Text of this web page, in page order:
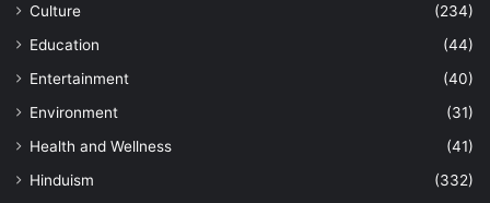
Culture
(234)
Education
(44)
Entertainment
(40)
Environment
(31)
Health and Wellness
(41)
Hinduism
(332)